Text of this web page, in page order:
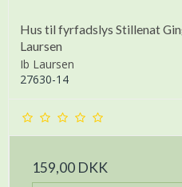
Hus til fyrfadslys Stillenat
Laursen
Ib Laursen
27630-14
159,00 DKK